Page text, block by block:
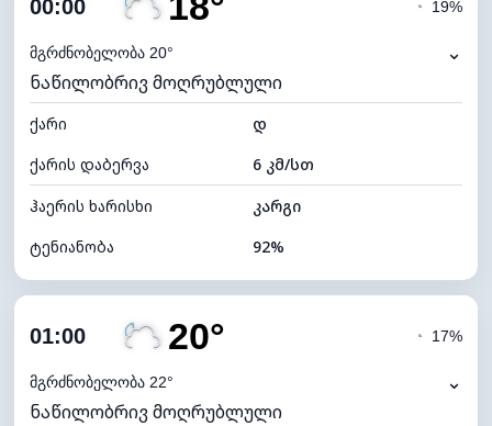
00:00
მგრძნობელობა 20°
◔ 19%
⌄
ნაწილობრივ მოღრუბლული
ქარი
დ
ქარის დაბერვა
6 კმ/სთ
ჰაერის ხარისხი
კარგი
ტენიანობა
92%
ღრუბლიანობა
ნამის წერტილი
ხილვადობა
10 კმ
01:00 20°
მგრძნობელობა 22°
◔ 17%
⌄
ნაწილობრივ მოღრუბლული